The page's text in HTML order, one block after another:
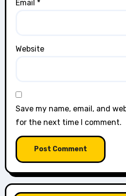
Email *
Website
Save my name, email, and
for the next time I comment.